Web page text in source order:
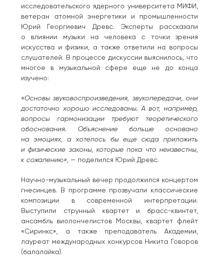
исследовательского ядерного университета МИФИ,
ветеран атомной энергетики и промышленности
Юрий Георгиевич Древс. Эксперты рассказали
о влиянии музыки на человека с точки зрения
искусства и физики, а также ответили на вопросы
слушателей. В процессе дискуссии выяснилось, что
многое в музыкальной сфере еще не до конца
изучено:
«Основы звуковоспроизведения, звукопередачи, они
достаточно хорошо исследованы. А вот, например,
вопросы гармонизации требуют теоретического
обоснования. Объяснение больше основано
на эмоциях, а хотелось бы еще сюда приложить
и физические законы, которые пока что неизвестны,
к сожалению», — поделился Юрий Древс.
Научно-музыкальный вечер продолжился концертом
гнесинцев. В программе прозвучали классические
композиции в современной интерпретации.
Выступили струнный квартет и брасс-квинтет,
ансамбль виолончелистов Москвы, квартет флейт
«Сиринкс», а также преподаватель Академии,
лауреат международных конкурсов Никита Говоров
(балалайка).